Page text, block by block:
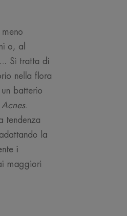
o, al
Si tratta di
nella flora
batterio
.
tendenza
la
i
maggiori